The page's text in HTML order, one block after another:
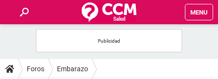
MENU
FOROS
Foros Embarazo